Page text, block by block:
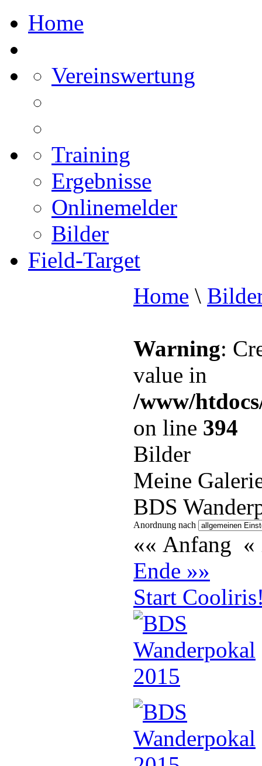
Home
Vereinswertung
Training
Ergebnisse
Onlinemelder
Bilder
Field-Target
Home \
Warning:
value in
/www/
on line 394
Bilder
Meine
BDS
Anordnung nach
«« Anfang
Ende »»
Start